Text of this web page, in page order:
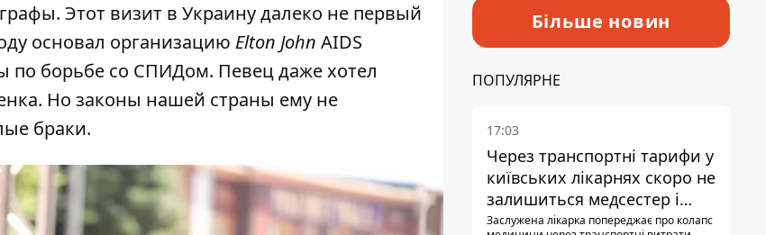
Этот визит в Украину далеко не первый
основал организацию Elton John AIDS
по борьбе со СПИДом. Певец даже хотел
Но законы нашей страны ему не
браки.
Більше новин
ПОПУЛЯРНЕ
17:03
Через транспортні тарифи у
київських лікарнях скоро не
залишиться медсестер і
санітарок - професор
Заслужена лікарка попереджає про колапс